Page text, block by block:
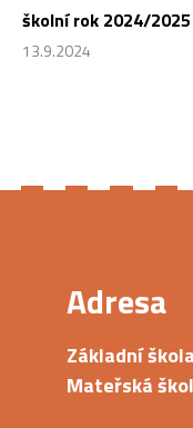
školní rok 2024/2025
13.9.2024
Adresa
Základní
Mateřská